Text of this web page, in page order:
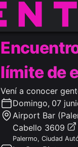
límite de
Vení a conocer
Domingo, 07
Airport Bar
Cabello 3609
Palermo,Ciudad